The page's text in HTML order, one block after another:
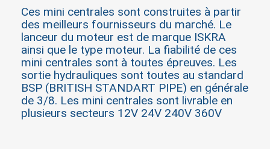
Ces mini centrales sont construites à partir
des meilleurs fournisseurs du marché. Le
lanceur du moteur est de marque ISKRA
ainsi que le type moteur. La fiabilité de ces
mini centrales sont à toutes épreuves. Les
sortie hydrauliques sont toutes au standard
BSP (BRITISH STANDART PIPE) en générale
de 3/8. Les mini centrales sont livrable en
plusieurs secteurs 12V 24V 240V 360V